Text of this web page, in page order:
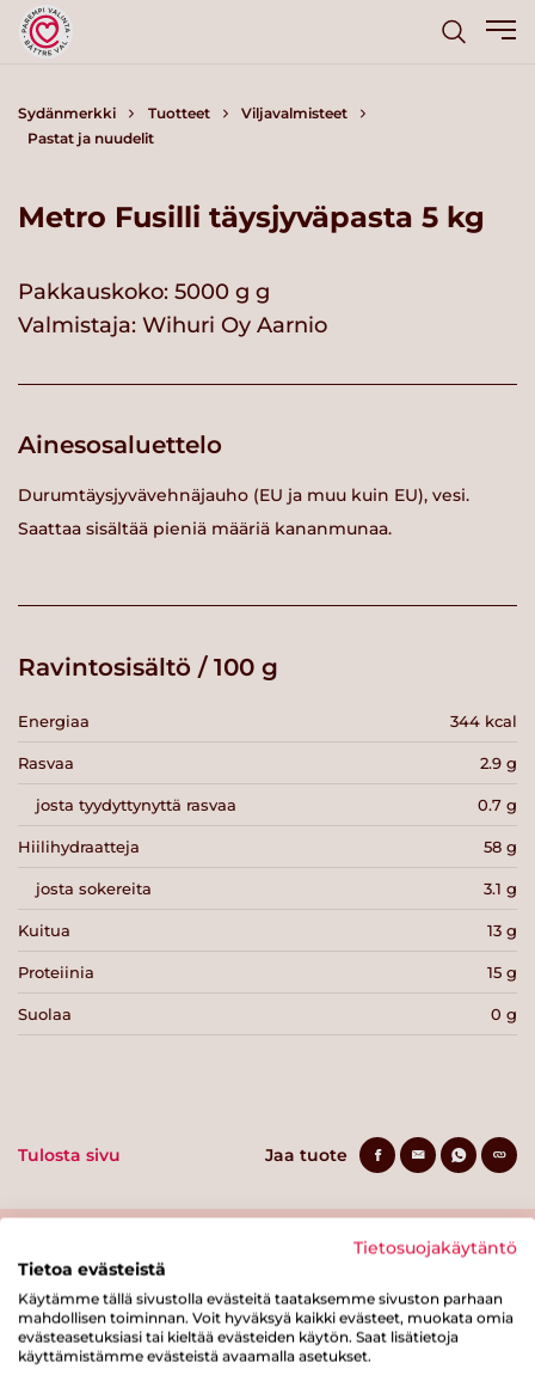
Sydänmerkki Tuotteet
Viljavalmisteet
Pastat ja nuudelit
Metro Fusilli täysjyväpasta 5 kg
Pakkauskoko: 5000 g g
Valmistaja: Wihuri Oy Aarnio
Ainesosaluettelo
Durumtäysjyvävehnäjauho (EU ja muu kuin EU), vesi.
Saattaa sisältää pieniä määriä kananmunaa.
Ravintosisältö / 100 g
Energiaa 344 kcal
Rasvaa 2.9 g
josta tyydyttynyttä rasvaa 0.7 g
Hiilihydraatteja 58 g
josta sokereita 3.1 g
Kuitua 13 g
Proteiinia 15 g
Suolaa 0 g
Tulosta sivu Jaa tuote
Tietosuojakäytäntö
Tietoa evästeistä
Käytämme tällä sivustolla evästeitä taataksemme sivuston parhaan
mahdollisen toiminnan. Voit hyväksyä kaikki evästeet, muokata omia
evästeasetuksiasi tai kieltää evästeiden käytön. Saat lisätietoja
käyttämistämme evästeistä avaamalla asetukset.